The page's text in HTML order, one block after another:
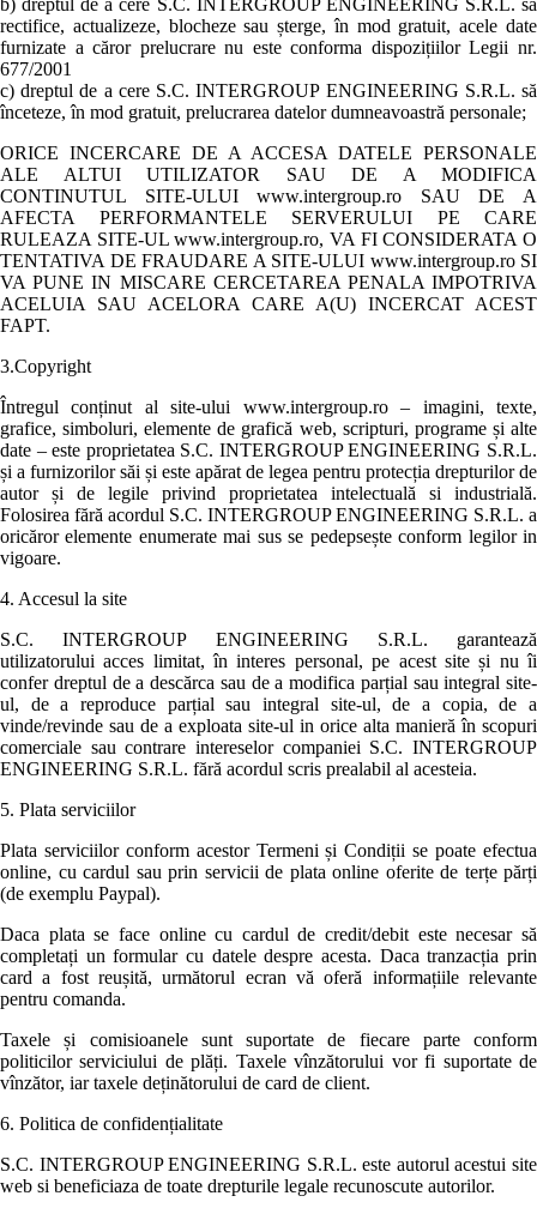
rectifice, actualizeze, blocheze sau șterge, în mod gratuit, acele date
furnizate a căror prelucrare nu este conforma dispozițiilor Legii nr.
677/2001
c) dreptul de a cere S.C. INTERGROUP ENGINEERING S.R.L. să
înceteze, în mod gratuit, prelucrarea datelor dumneavoastră personale;
ORICE INCERCARE DE A ACCESA DATELE PERSONALE
ALE ALTUI UTILIZATOR SAU DE A MODIFICA
CONTINUTUL SITE-ULUI www.intergroup.ro SAU DE A
AFECTA PERFORMANTELE SERVERULUI PE CARE
RULEAZA SITE-UL www.intergroup.ro, VA FI CONSIDERATA O
TENTATIVA DE FRAUDARE A SITE-ULUI www.intergroup.ro SI
VA PUNE IN MISCARE CERCETAREA PENALA IMPOTRIVA
ACELUIA SAU ACELORA CARE A(U) INCERCAT ACEST
FAPT.
3.Copyright
Întregul conținut al site-ului www.intergroup.ro – imagini, texte,
grafice, simboluri, elemente de grafică web, scripturi, programe și alte
date – este proprietatea S.C. INTERGROUP ENGINEERING S.R.L.
și a furnizorilor săi și este apărat de legea pentru protecția drepturilor de
autor și de legile privind proprietatea intelectuală si industrială.
Folosirea fără acordul S.C. INTERGROUP ENGINEERING S.R.L. a
oricăror elemente enumerate mai sus se pedepsește conform legilor in
vigoare.
4. Accesul la site
S.C. INTERGROUP ENGINEERING S.R.L. garantează
utilizatorului acces limitat, în interes personal, pe acest site și nu îi
confer dreptul de a descărca sau de a modifica parțial sau integral site-
ul, de a reproduce parțial sau integral site-ul, de a copia, de a
vinde/revinde sau de a exploata site-ul in orice alta manieră în scopuri
comerciale sau contrare intereselor companiei S.C. INTERGROUP
ENGINEERING S.R.L. fără acordul scris prealabil al acesteia.
5. Plata serviciilor
Plata serviciilor conform acestor Termeni și Condiții se poate efectua
online, cu cardul sau prin servicii de plata online oferite de terțe părți
(de exemplu Paypal).
Daca plata se face online cu cardul de credit/debit este necesar să
completați un formular cu datele despre acesta. Daca tranzacția prin
card a fost reușită, următorul ecran vă oferă informațiile relevante
pentru comanda.
Taxele și comisioanele sunt suportate de fiecare parte conform
politicilor serviciului de plăți. Taxele vînzătorului vor fi suportate de
vînzător, iar taxele deținătorului de card de client.
6. Politica de confidențialitate
S.C. INTERGROUP ENGINEERING S.R.L. este autorul acestui site
web si beneficiaza de toate drepturile legale recunoscute autorilor.